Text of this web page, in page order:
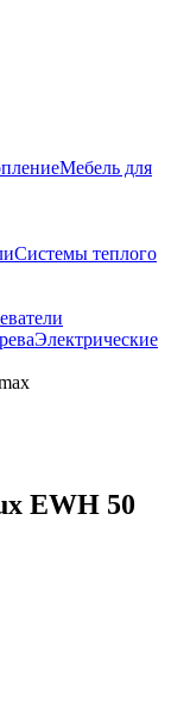
Мебель для
Системы теплого
Электрические
EWH 50